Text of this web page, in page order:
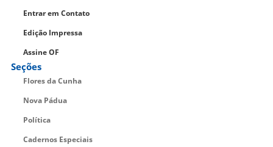
Entrar em Contato
Edição Impressa
Assine OF
Seções
Flores da Cunha
Nova Pádua
Política
Cadernos Especiais